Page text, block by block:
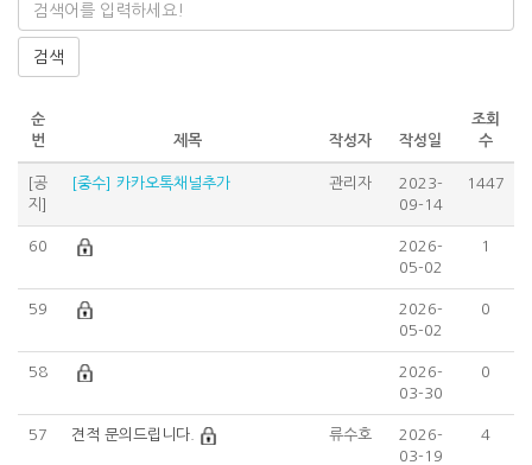
검색
순
번
제목 작성자 작성일
조회
수
[공
지]
[중수] 카카오톡채널추가 관리자
2023-
09-14
1447
60
2026-
05-02
1
59
2026-
05-02
0
58
2026-
03-30
0
57 견적 문의드립니다. 류수호
2026-
03-19
4